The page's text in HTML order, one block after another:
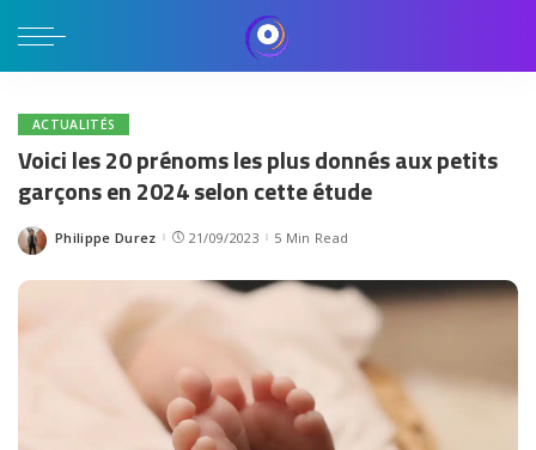
ACTUALITÉS
Voici les 20 prénoms les plus donnés aux petits
garçons en 2024 selon cette étude
Posted
Philippe Durez 21/09/2023 5 Min Read